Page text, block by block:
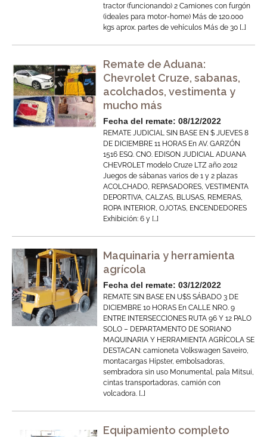
tractor (funcionando) 2 Camiones con furgón
(ideales para motor-home) Más de 120.000
kgs aprox. partes de vehículos Más de 30 […]
Remate de Aduana:
Chevrolet Cruze, sabanas,
acolchados, vestimenta y
mucho más
Fecha del remate: 08/12/2022
REMATE JUDICIAL SIN BASE EN $ JUEVES 8
DE DICIEMBRE 11 HORAS En AV. GARZÓN
1516 ESQ. CNO. EDISON JUDICIAL ADUANA
CHEVROLET modelo Cruze LTZ año 2012
Juegos de sábanas varios de 1 y 2 plazas
ACOLCHADO, REPASADORES, VESTIMENTA
DEPORTIVA, CALZAS, BLUSAS, REMERAS,
ROPA INTERIOR, OJOTAS, ENCENDEDORES
Exhibición: 6 y […]
Maquinaria y herramienta
agrícola
Fecha del remate: 03/12/2022
REMATE SIN BASE EN U$S SÁBADO 3 DE
DICIEMBRE 10 HORAS En CALLE NRO. 9
ENTRE INTERSECCIONES RUTA 96 Y 12 PALO
SOLO – DEPARTAMENTO DE SORIANO
MAQUINARIA Y HERRAMIENTA AGRÍCOLA SE
DESTACAN: camioneta Volkswagen Saveiro,
montacargas Hípster, embolsadoras,
sembradora sin uso Monumental, pala Mitsui,
cintas transportadoras, camión con
volcadora. […]
Equipamiento completo